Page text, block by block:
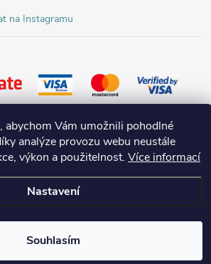
abychom Vám umožnili pohodlné
analýze provozu webu neustále
výkon a použitelnost. Více informací
Nastavení
Souhlasím
na Instagramu
. Všechna práva vyhrazena.